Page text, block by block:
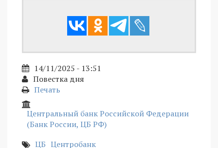
14/11/2025 - 13:51
Повестка дня
Печать
Центральный банк Российской Федерации
(Банк России, ЦБ РФ)
ЦБ Центробанк